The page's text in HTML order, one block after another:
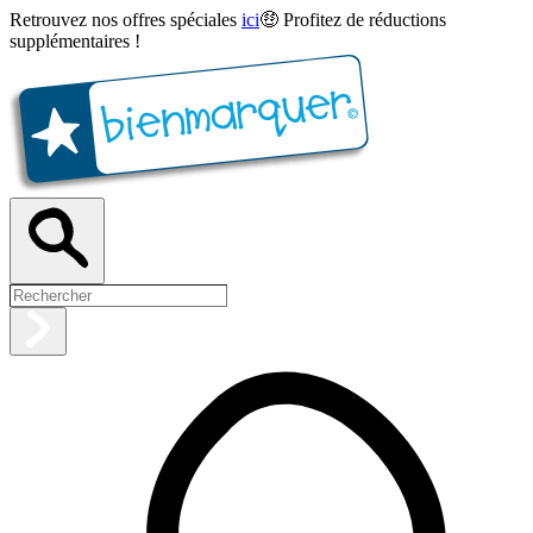
Retrouvez nos offres spéciales ici🤑 Profitez de réductions
supplémentaires !